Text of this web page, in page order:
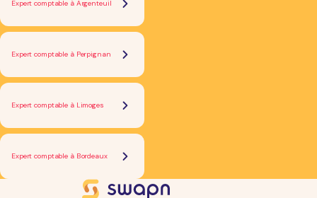
Expert comptable à Argenteuil
Expert comptable à Perpignan
Expert comptable à Limoges
Expert comptable à Bordeaux